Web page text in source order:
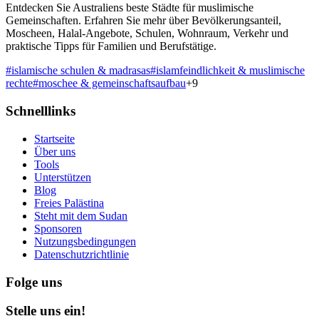
Entdecken Sie Australiens beste Städte für muslimische
Gemeinschaften. Erfahren Sie mehr über Bevölkerungsanteil,
Moscheen, Halal-Angebote, Schulen, Wohnraum, Verkehr und
praktische Tipps für Familien und Berufstätige.
#islamische schulen & madrasas#islamfeindlichkeit & muslimische
rechte#moschee & gemeinschaftsaufbau+9
Schnelllinks
Startseite
Über uns
Tools
Unterstützen
Blog
Freies Palästina
Steht mit dem Sudan
Sponsoren
Nutzungsbedingungen
Datenschutzrichtlinie
Folge uns
Stelle uns ein!